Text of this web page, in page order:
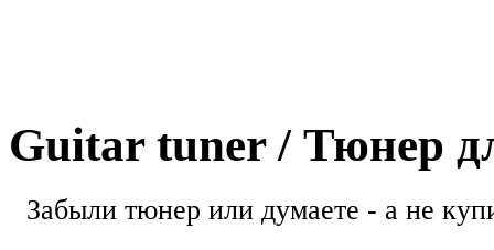
Guitar tuner / Тюнер
Забыли тюнер или думаете - а не